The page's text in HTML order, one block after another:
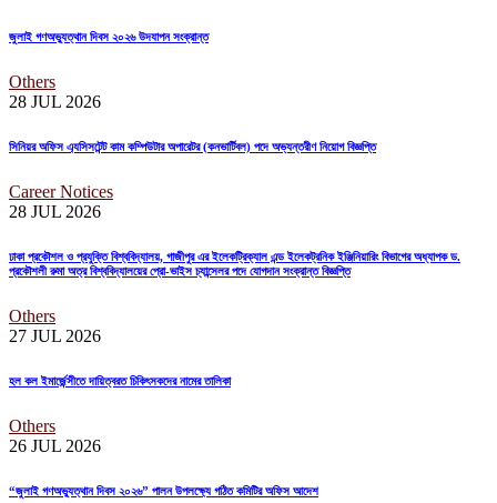
জুলাই গণঅভ্যুত্থান দিবস ২০২৬ উদযাপন সংক্রান্ত
Others
28 JUL 2026
সিনিয়র অফিস এ্যসিসটেন্ট কাম কম্পিউটার অপারেটর (কনভার্টিবল) পদে অভ্যন্তরীণ নিয়োগ বিজ্ঞপ্তি
Career Notices
28 JUL 2026
ঢাকা প্রকৌশল ও প্রযুক্তি বিশ্ববিদ্যালয়, গাজীপুর এর ইলেকট্রিক্যাল এন্ড ইলেকট্রনিক ইঞ্জিনিয়ারিং বিভাগের অধ্যাপক ড.
প্রকৌশলী রুমা অত্র বিশ্ববিদ্যালয়ের প্রো-ভাইস চ্যান্সেলর পদে যোগদান সংক্রান্ত বিজ্ঞপ্তি
Others
27 JUL 2026
হল কল ইমার্জেন্সীতে দায়িত্বরত চিকিৎসকদের নামের তালিকা
Others
26 JUL 2026
“জুলাই গণঅভ্যুত্থান দিবস ২০২৬” পালন উপলক্ষ্যে গঠিত কমিটির অফিস আদেশ